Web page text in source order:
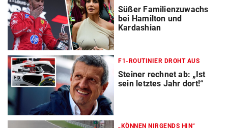
Süßer Familienzuwachs
bei Hamilton und
Kardashian
F1-ROUTINIER DROHT AUS
Steiner rechnet ab: „Ist
sein letztes Jahr dort!“
„KÖNNEN NIRGENDS HIN“